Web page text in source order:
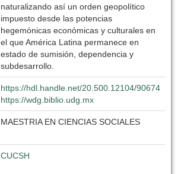
naturalizando así un orden geopolítico
impuesto desde las potencias
hegemónicas económicas y culturales en
el que América Latina permanece en
estado de sumisión, dependencia y
subdesarrollo.
https://hdl.handle.net/20.500.12104/90674
https://wdg.biblio.udg.mx
MAESTRIA EN CIENCIAS SOCIALES
CUCSH